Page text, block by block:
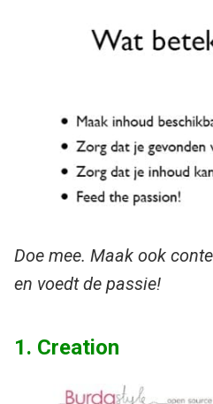
Doe mee. Maak ook
en voedt de passie!
1. Creation